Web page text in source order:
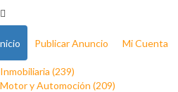
Publicar Anuncio Mi Cuenta
Inmobiliaria (239)
Motor y Automoción (209)